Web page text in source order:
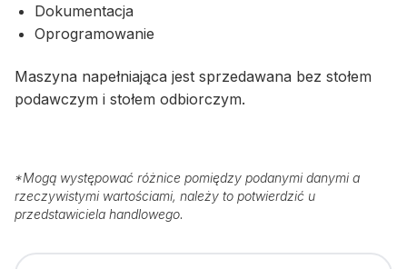
Dokumentacja
Oprogramowanie
Maszyna napełniająca jest sprzedawana bez stołem
podawczym i stołem odbiorczym.
*Mogą występować różnice pomiędzy podanymi danymi a
rzeczywistymi wartościami, należy to potwierdzić u
przedstawiciela handlowego.